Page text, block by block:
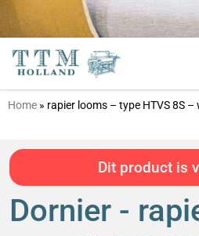
Home » rapier looms – type HTVS 8S –
Dit product is
Dornier -